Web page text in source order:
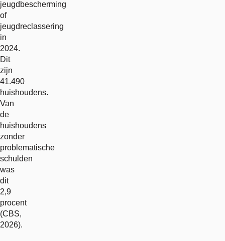
jeugdbescherming
of
jeugdreclassering
in
2024.
Dit
zijn
41.490
huishoudens.
Van
de
huishoudens
zonder
problematische
schulden
was
dit
2,9
procent
(CBS,
2026).